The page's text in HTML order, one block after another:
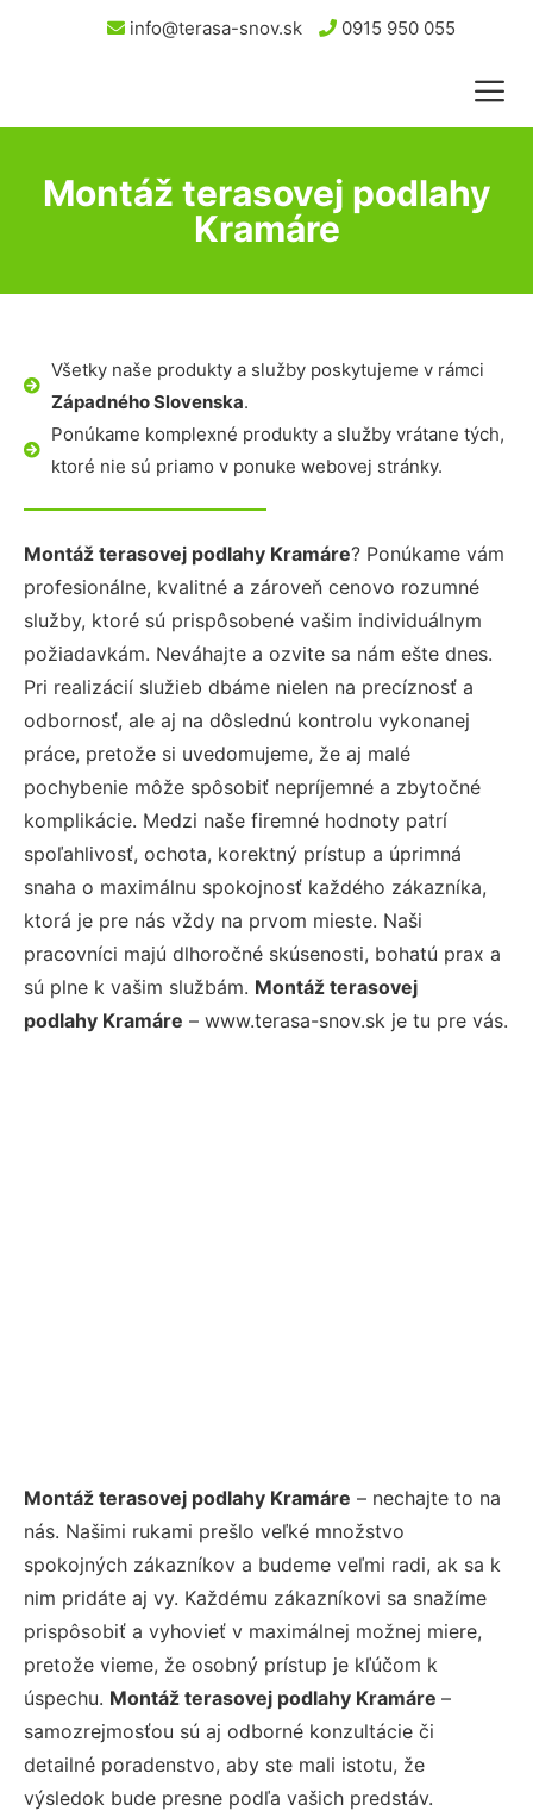
info@terasa-snov.sk 0915 950 055
Montáž terasovej podlahy
Kramáre
Všetky naše produkty a služby poskytujeme v rámci
Západného Slovenska.
Ponúkame komplexné produkty a služby vrátane tých,
ktoré nie sú priamo v ponuke webovej stránky.
Montáž terasovej podlahy Kramáre? Ponúkame vám
profesionálne, kvalitné a zároveň cenovo rozumné
služby, ktoré sú prispôsobené vašim individuálnym
požiadavkám. Neváhajte a ozvite sa nám ešte dnes.
Pri realizácií služieb dbáme nielen na precíznosť a
odbornosť, ale aj na dôslednú kontrolu vykonanej
práce, pretože si uvedomujeme, že aj malé
pochybenie môže spôsobiť nepríjemné a zbytočné
komplikácie. Medzi naše firemné hodnoty patrí
spoľahlivosť, ochota, korektný prístup a úprimná
snaha o maximálnu spokojnosť každého zákazníka,
ktorá je pre nás vždy na prvom mieste. Naši
pracovníci majú dlhoročné skúsenosti, bohatú prax a
sú plne k vašim službám. Montáž terasovej
podlahy Kramáre – www.terasa-snov.sk je tu pre vás.
Montáž terasovej podlahy Kramáre – nechajte to na
nás. Našimi rukami prešlo veľké množstvo
spokojných zákazníkov a budeme veľmi radi, ak sa k
nim pridáte aj vy. Každému zákazníkovi sa snažíme
prispôsobiť a vyhovieť v maximálnej možnej miere,
pretože vieme, že osobný prístup je kľúčom k
úspechu. Montáž terasovej podlahy Kramáre –
samozrejmosťou sú aj odborné konzultácie či
detailné poradenstvo, aby ste mali istotu, že
výsledok bude presne podľa vašich predstáv.